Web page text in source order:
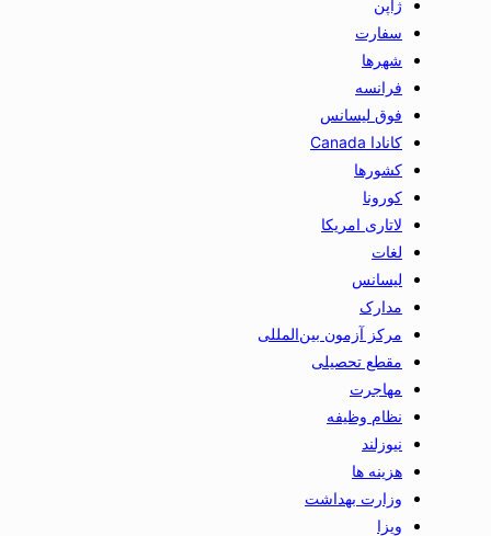
ژاپن
سفارت
شهرها
فرانسه
فوق لیسانس
کانادا Canada
کشورها
کورونا
لاتاری امریکا
لغات
لیسانس
مدارک
مرکز آزمون بین‌المللی
مقطع تحصیلی
مهاجرت
نظام وظیفه
نیوزلند
هزینه ها
وزارت بهداشت
ویزا